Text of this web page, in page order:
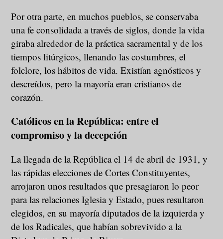
Por otra parte, en muchos pueblos, se conservaba
una fe consolidada a través de siglos, donde la vida
giraba alrededor de la práctica sacramental y de los
tiempos litúrgicos, llenando las costumbres, el
folclore, los hábitos de vida. Existían agnósticos y
descreídos, pero la mayoría eran cristianos de
corazón.
Católicos en la República: entre el
compromiso y la decepción
La llegada de la República el 14 de abril de 1931, y
las rápidas elecciones de Cortes Constituyentes,
arrojaron unos resultados que presagiaron lo peor
para las relaciones Iglesia y Estado, pues resultaron
elegidos, en su mayoría diputados de la izquierda y
de los Radicales, que habían sobrevivido a la